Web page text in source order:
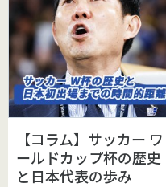
【コラム】サッカー ワ
ールドカップ杯の歴史
と日本代表の歩み